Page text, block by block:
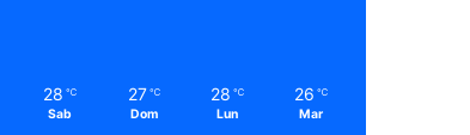
28 ℃
Sab
27 ℃
Dom
28 ℃
Lun
26 ℃
Mar